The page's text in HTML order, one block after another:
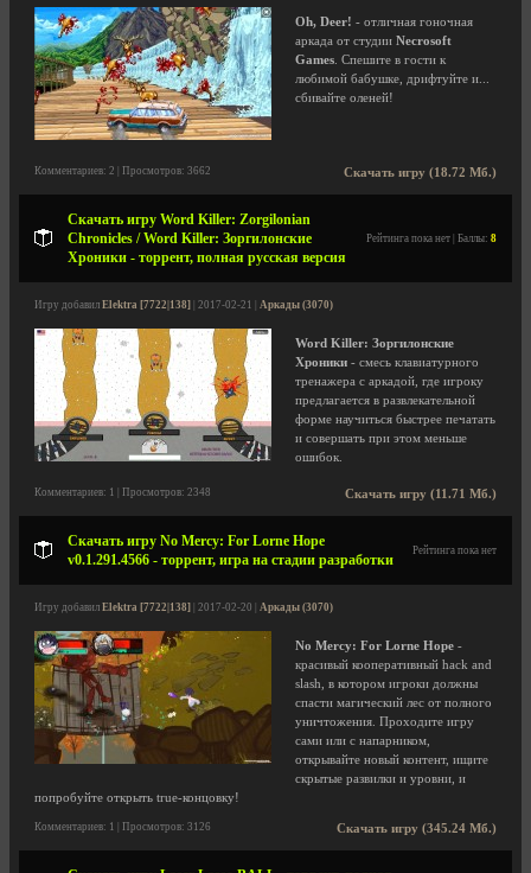
Oh, Deer! - отличная гоночная
аркада от студии Necrosoft
Games . Спешите в гости к
любимой бабушке, дрифтуйте и...
сбивайте оленей!
Скачать игру (18.72 Мб.)
Комментариев: 2 | Просмотров: 3662
Скачать игру Word Killer: Zorgilonian
Chronicles / Word Killer: Зоргилонские
Хроники - торрент, полная русская версия
Рейтинга пока нет | Баллы: 8
Игру добавил Elektra [7722|138] | 2017-02-21 | Аркады (3070)
Word Killer: Зоргилонские
Хроники - смесь клавиатурного
тренажера с аркадой, где игроку
предлагается в развлекательной
форме научиться быстрее печатать
и совершать при этом меньше
ошибок.
Скачать игру (11.71 Мб.)
Комментариев: 1 | Просмотров: 2348
Скачать игру No Mercy: For Lorne Hope
v0.1.291.4566 - торрент, игра на стадии разработки
Рейтинга пока нет
Игру добавил Elektra [7722|138] | 2017-02-20 | Аркады (3070)
No Mercy: For Lorne Hope -
красивый кооперативный hack and
slash, в котором игроки должны
спасти магический лес от полного
уничтожения. Проходите игру
сами или с напарником,
открывайте новый контент, ищите
скрытые развилки и уровни, и
попробуйте открыть true-концовку!
Скачать игру (345.24 Мб.)
Комментариев: 1 | Просмотров: 3126